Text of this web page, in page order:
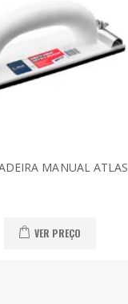
MANUAL ATLAS
VER PREÇO